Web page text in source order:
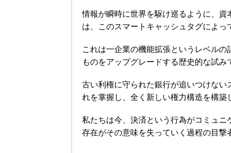
情報が瞬時に世界を駆け巡るように、
は、このスマートキャッシュタグによっ
これは一企業の機能拡張というレベル
ものをアップグレードする歴史的な試み
古い利権に守られた銀行が追いつけな
れを掌握し、全く新しい権力構造を構築
私たちは今、決済という行為がコミュ
存在がその意味を失っていく過程の目撃